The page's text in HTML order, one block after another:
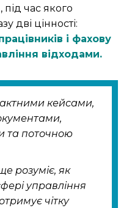
час якого
дві цінності:
і фахову
відходами.
кейсами,
та поточною
розуміє, як
управління
чітку